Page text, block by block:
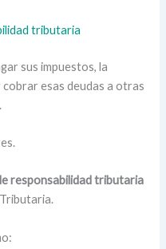
tributaria
sus impuestos, la
esas deudas a otras
responsabilidad tributaria